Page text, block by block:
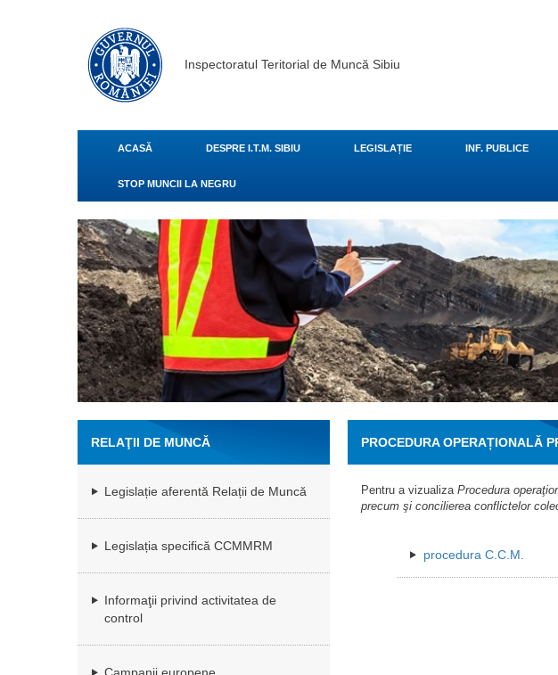
Inspectoratul Teritorial de Muncă Sibiu
ACASĂ DESPRE I.T.M. SIBIU LEGISLAȚIE INF. PUBLICE
STOP MUNCII LA NEGRU
RELAŢII DE MUNCĂ
Legislație aferentă Relații de Muncă
Legislația specifică CCMMRM
Informaţii privind activitatea de
control
PROCEDURA OPERAȚIONALĂ
A HOTĂRÂRILOR ARBITRARE
Pentru a vizualiza Procedura
precum şi concilierea conflictelor
procedura C.C.M.